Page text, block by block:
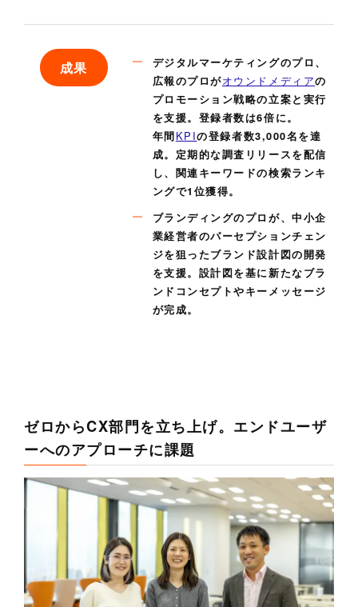
成果
デジタルマーケティングのプロ、
広報のプロがオウンドメディアの
プロモーション戦略の立案と実行
を支援。登録者数は6倍に。
年間KPIの登録者数3,000名を達
成。定期的な調査リリースを配信
し、関連キーワードの検索ランキ
ングで1位獲得。
ブランディングのプロが、中小企
業経営者のパーセプションチェン
ジを狙ったブランド設計図の開発
を支援。設計図を基に新たなブラ
ンドコンセプトやキーメッセージ
が完成。
ゼロからCX部門を立ち上げ。エンドユーザ
ーへのアプローチに課題